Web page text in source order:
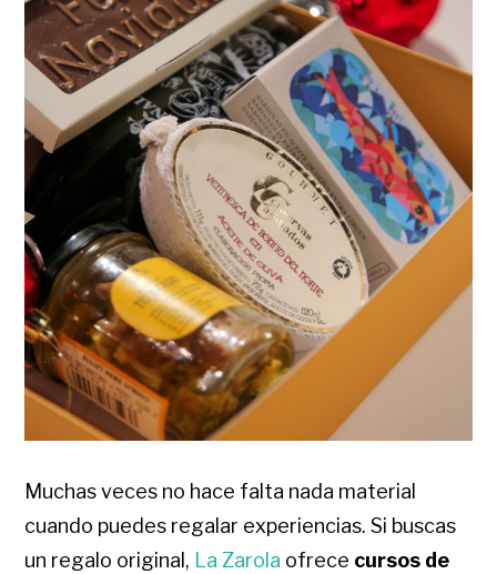
Muchas veces no hace falta nada material
cuando puedes regalar experiencias. Si buscas
un regalo original, La Zarola ofrece cursos de